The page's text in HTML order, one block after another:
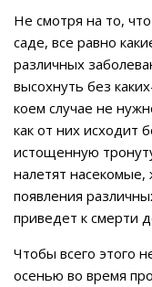
Не смотря на то,
саде, все равно
различных
высохнуть без
коем случае не
как от них исходит
истощенную
налетят насекомые,
появления
приведет к смерти
Чтобы всего этого
осенью во время